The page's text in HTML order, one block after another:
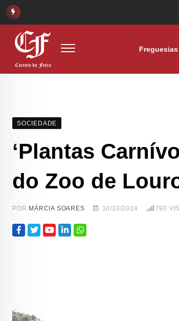
Freguesias
SOCIEDADE
‘Plantas
do Zoo de
POR MÁRCIA SOARES 10/10/2024 790